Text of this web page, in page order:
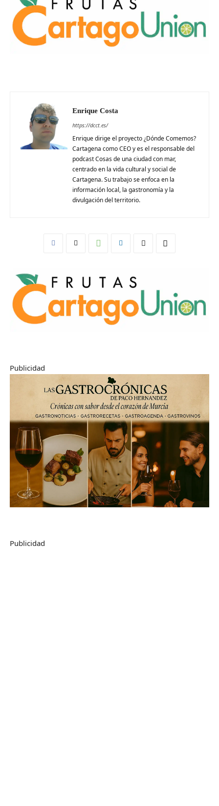
Enrique Costa
https://dcct.es/
Enrique dirige el proyecto ¿Dónde Comemos?
Cartagena como CEO y es el responsable del
podcast Cosas de una ciudad con mar,
centrado en la vida cultural y social de
Cartagena. Su trabajo se enfoca en la
información local, la gastronomía y la
divulgación del territorio.
Publicidad
Publicidad